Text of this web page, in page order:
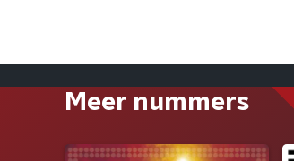
Meer nummers